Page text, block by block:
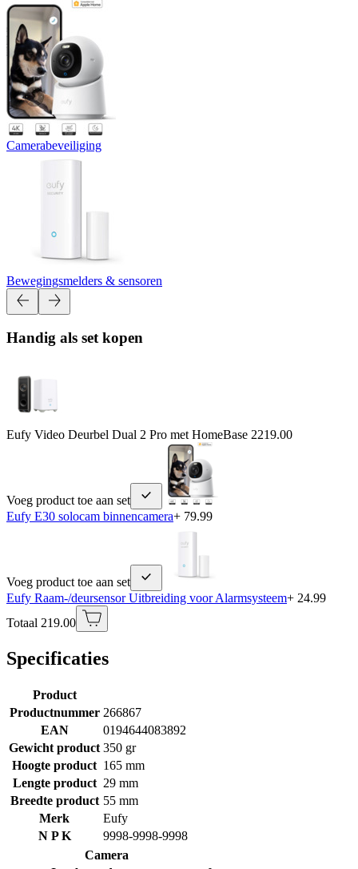
Camerabeveiliging
Bewegingsmelders & sensoren
Handig als set kopen
Eufy Video Deurbel Dual 2 Pro met HomeBase 2219.00
Voeg product toe aan set
Eufy E30 solocam binnencamera+ 79.99
Voeg product toe aan set
Eufy Raam-/deursensor Uitbreiding voor Alarmsysteem+ 24.99
Totaal 219.00
Specificaties
Product
Productnummer 266867
EAN
0194644083892
Gewicht product 350 gr
Hoogte product 165 mm
Lengte product 29 mm
Breedte product 55 mm
Merk
Eufy
N P K
9998-9998-9998
Camera